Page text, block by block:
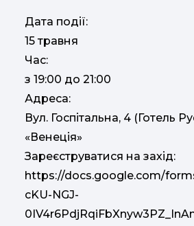
Дата події:
15 травня
Час:
з 19:00 до 21:00
Адреса:
Вул. Госпітальна, 4 (Готель
«Венеція»
Зареєструватися на захід:
https://docs.google.com/
cKU-NGJ-